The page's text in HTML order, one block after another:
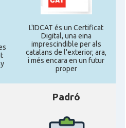
L'IDCAT és un Certificat
Digital, una eina
imprescindible per als
catalans de l'exterior, ara,
i més encara en un futur
proper
Padró